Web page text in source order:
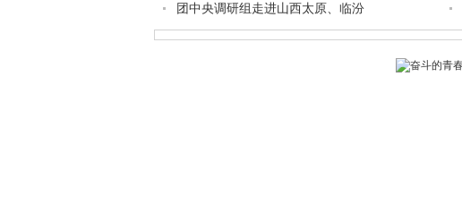
团中央调研组走进山西太原、临汾